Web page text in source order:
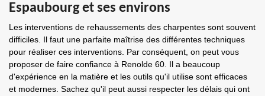
Espaubourg et ses environs
Les interventions de rehaussements des charpentes sont souvent
difficiles. Il faut une parfaite maîtrise des différentes techniques
pour réaliser ces interventions. Par conséquent, on peut vous
proposer de faire confiance à Renolde 60. Il a beaucoup
d'expérience en la matière et les outils qu'il utilise sont efficaces
et modernes. Sachez qu'il peut aussi respecter les délais qui ont